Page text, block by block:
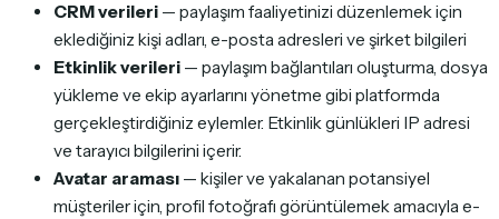
CRM verileri — paylaşım faaliyetinizi düzenlemek için
eklediğiniz kişi adları, e-posta adresleri ve şirket bilgileri
Etkinlik verileri — paylaşım bağlantıları oluşturma, dosya
yükleme ve ekip ayarlarını yönetme gibi platformda
gerçekleştirdiğiniz eylemler. Etkinlik günlükleri IP adresi
ve tarayıcı bilgilerini içerir.
Avatar araması — kişiler ve yakalanan potansiyel
müşteriler için, profil fotoğrafı görüntülemek amacıyla e-